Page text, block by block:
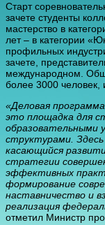
Старт
зачете студенты
мастерство в
лет – в категории
профильных
зачете,
международном.
более 3000 человек,
«Деловая
это площадка для
образовательными
структурами.
касающийся
стратегии
эффективных
формирование
наставничество и
реализация
отметил Министр